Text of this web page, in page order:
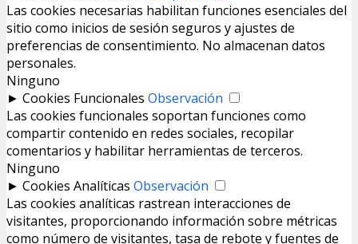
Las cookies necesarias habilitan funciones esenciales del
sitio como inicios de sesión seguros y ajustes de
preferencias de consentimiento. No almacenan datos
personales.
Ninguno
► Cookies Funcionales Observación
Las cookies funcionales soportan funciones como
compartir contenido en redes sociales, recopilar
comentarios y habilitar herramientas de terceros.
Ninguno
► Cookies Analíticas Observación
Las cookies analíticas rastrean interacciones de
visitantes, proporcionando información sobre métricas
como número de visitantes, tasa de rebote y fuentes de